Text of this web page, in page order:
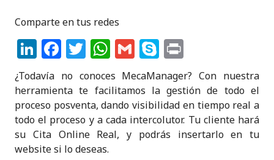
k
Comparte en tus redes
Li
n
k
e
dI
n
F
a
c
e
b
o
T
w
it
te
r
W
h
a
ts
A
p
G
m
ai
l
S
k
y
p
e
ri
n
t
¿Todavía no conoces MecaManager? Con nuestra
herramienta te facilitamos la gestión de todo el
proceso posventa, dando visibilidad en tiempo real a
todo el proceso y a cada intercolutor. Tu cliente hará
su Cita Online Real, y podrás insertarlo en tu
website si lo deseas.